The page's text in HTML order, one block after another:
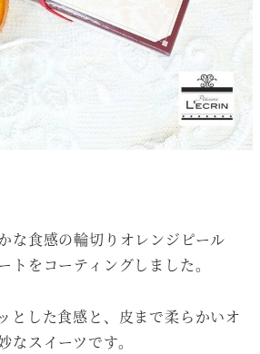
な食感の輪切りオレンジピール
トをコーティングしました。
とした食感と、皮まで柔らかいオ
なスイーツです。